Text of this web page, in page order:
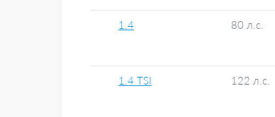
1.4 80 л.с.
1.4 TSI 122 л.с.